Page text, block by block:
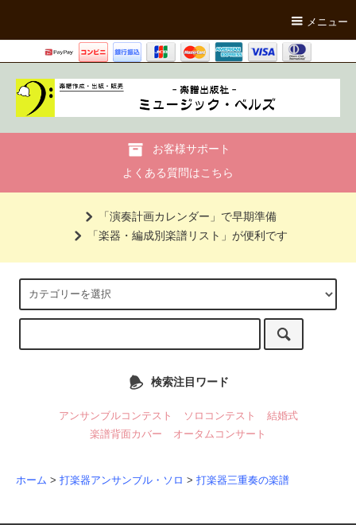
メニュー
お客様サポート
よくある質問はこちら
「演奏計画カレンダー」で早期準備
「楽器・編成別楽譜リスト」が便利です
検索注目ワード
アンサンブルコンテスト ソロコンテスト
結婚式
楽譜背面カバー
オータムコンサート
ホーム > 打楽器アンサンブル・ソロ > 打楽器三重奏の楽譜